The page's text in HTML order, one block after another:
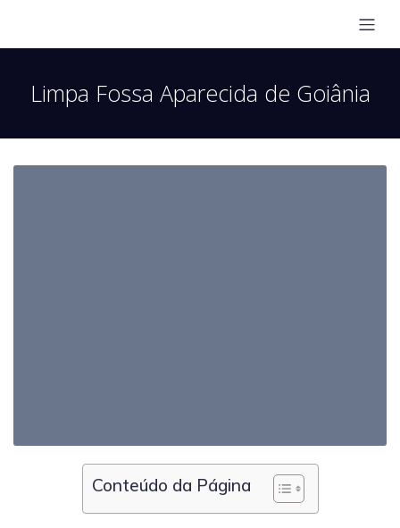
Limpa Fossa Aparecida de Goiânia
Conteúdo da Página